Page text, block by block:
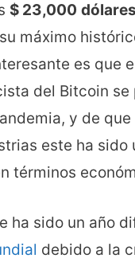
$ 23,000 dólares
máximo
es que
del Bitcoin se
y de que
este ha sido
términos
ha sido un año
debido a la